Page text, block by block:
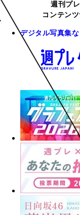
週刊プ
コンテン
デジタル写真集